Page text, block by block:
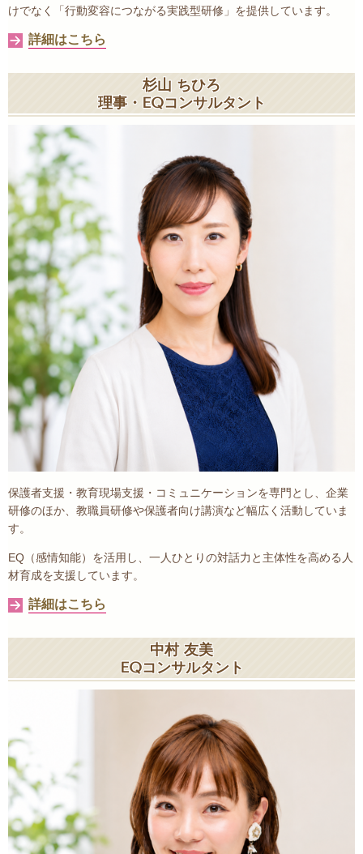
けでなく「行動変容につながる実践型研修」を提供しています。
詳細はこちら
杉山 ちひろ
理事・EQコンサルタント
保護者支援・教育現場支援・コミュニケーションを専門とし、企業
研修のほか、教職員研修や保護者向け講演など幅広く活動していま
す。
EQ（感情知能）を活用し、一人ひとりの対話力と主体性を高める人
材育成を支援しています。
詳細はこちら
中村 友美
EQコンサルタント